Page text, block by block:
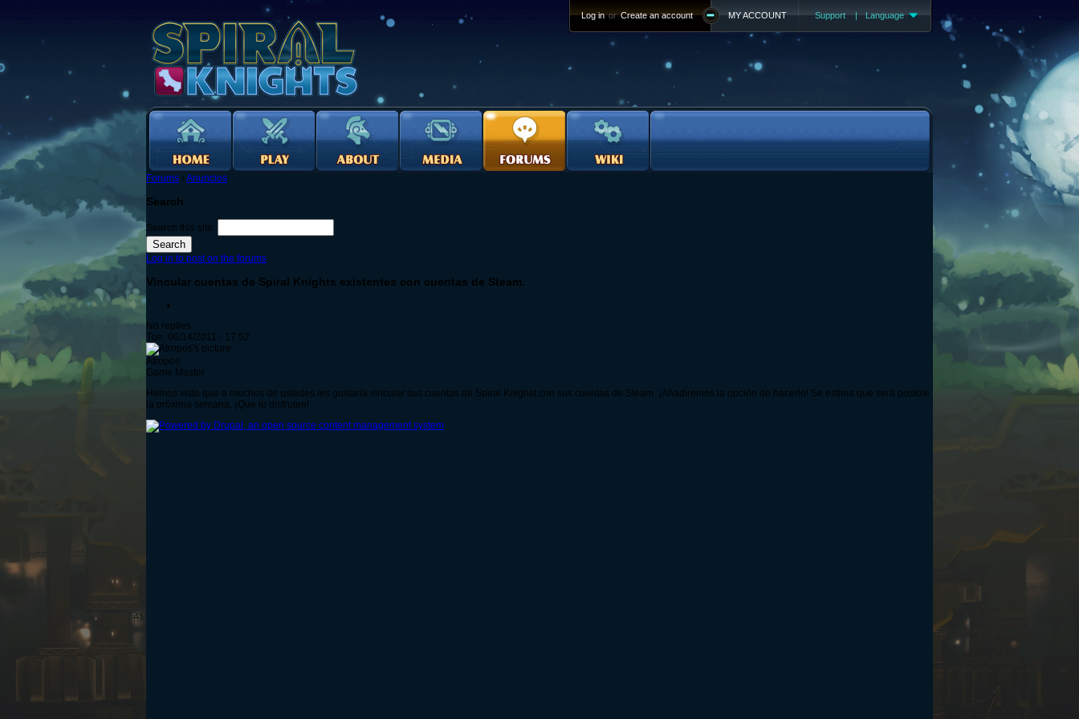
Support | Language
MY ACCOUNT
Log in or Create an account
Forums › Anuncios
Search
Search this site:
Log in to post on the forums
Vincular cuentas de Spiral Knights existentes con cuentas de Steam.
No replies
Tue, 06/14/2011 - 17:52
Atropos
Game Master
Hemos visto que a muchos de ustedes les gustaría vincular sus cuentas de Spiral Knighst con sus cuentas de Steam. ¡Añadiremos la opción de hacerlo! Se estima que será posible
la próxima semana. ¡Que lo disfruten!